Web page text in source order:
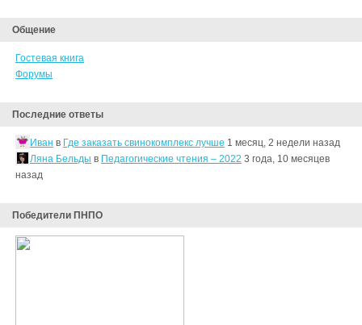
Общение
Гостевая книга
Форумы
Последние ответы
Иван в Где заказать свинокомплекс лучше 1 месяц, 2 недели назад
Ляна Бельды в Педагогические чтения – 2022 3 года, 10 месяцев
назад
Победители ПНПО